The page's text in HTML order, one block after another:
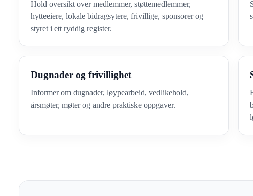
Hold oversikt over medlemmer, støttemedlemmer,
hytteeiere, lokale bidragsytere, frivillige, sponsorer og
styret i ett ryddig register.
Dugnader og frivillighet
Informer om dugnader, løypearbeid, vedlikehold,
årsmøter, møter og andre praktiske oppgaver.